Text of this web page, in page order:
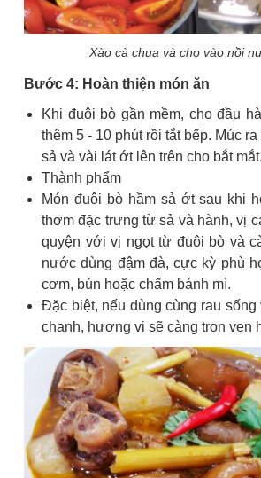
Xào cà chua và cho vào nồi
Bước 4: Hoàn thiện món ăn
Khi đuôi bò gần mềm, cho đầu
thêm 5 - 10 phút rồi tắt bếp. Múc
sả và vài lát ớt lên trên cho bắt mắt.
Thành phẩm
Món đuôi bò hầm sả ớt sau khi
thơm đặc trưng từ sả và hành, vị
quyện với vị ngọt từ đuôi bò và
nước dùng đậm đà, cực kỳ phù
cơm, bún hoặc chấm bánh mì.
Đặc biệt, nếu dùng cùng rau sống
chanh, hương vị sẽ càng trọn vẹn